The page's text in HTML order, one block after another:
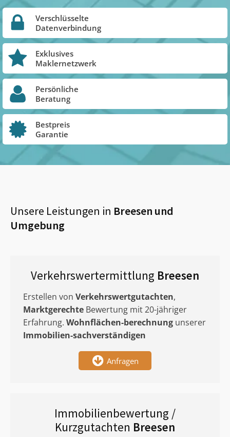
Verschlüsselte
Datenverbindung
Exklusives
Maklernetzwerk
Persönliche
Beratung
Bestpreis
Garantie
Unsere Leistungen in Breesen und
Umgebung
Verkehrswertermittlung Breesen
Erstellen von Verkehrswertgutachten,
Marktgerechte Bewertung mit 20-jähriger
Erfahrung. Wohnflächen-berechnung unserer
Immobilien-sachverständigen
Anfragen
Immobilienbewertung /
Kurzgutachten Breesen